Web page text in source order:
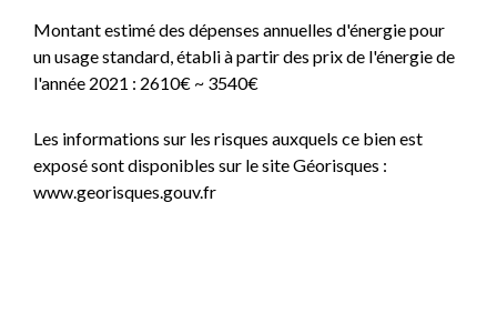
Montant estimé des dépenses annuelles d'énergie pour
un usage standard, établi à partir des prix de l'énergie de
l'année 2021 : 2610€ ~ 3540€
Les informations sur les risques auxquels ce bien est
exposé sont disponibles sur le site Géorisques :
www.georisques.gouv.fr